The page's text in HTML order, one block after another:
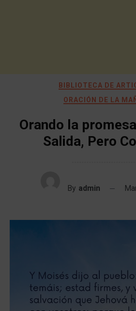
BIBLIOTECA DE
ORACIÓN DE LA
Orando la
Salida, Pero
By admin